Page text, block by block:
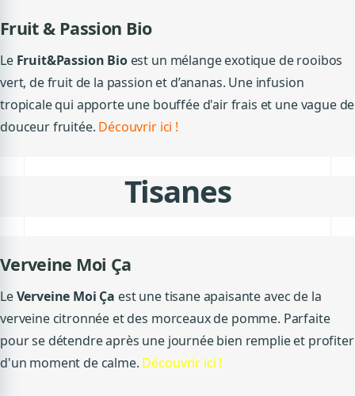
Fruit & Passion Bio
Le Fruit&Passion Bioest un mélange exotique de rooibos
vert, de fruit de la passion et d’ananas. Une infusion
tropicale qui apporte une bouffée d'air frais et une vague de
douceur fruitée. Découvrir ici !
Tisanes
Verveine Moi Ça
LeVerveine Moi Ça est une tisane apaisante avec de la
verveine citronnée et des morceaux de pomme. Parfaite
pour se détendre après une journée bien remplie et profiter
d'un moment de calme. Découvrir ici !